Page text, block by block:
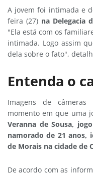
A jovem foi intimada e
feira (27) na Delegacia
"Ela está com os
intimada. Logo assim
dela sobre o fato",
Entenda o
Imagens de
momento em que uma
Veranna de Sousa,
namorado de 21 anos,
de Morais na cidade de
De acordo com as